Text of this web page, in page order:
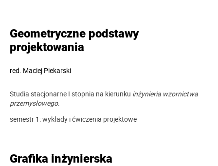
Geometryczne podstawy
projektowania
red. Maciej Piekarski
Studia stacjonarne I stopnia na kierunku inżynieria wzornictwa
przemysłowego:
semestr 1: wykłady i ćwiczenia projektowe
Grafika inżynierska